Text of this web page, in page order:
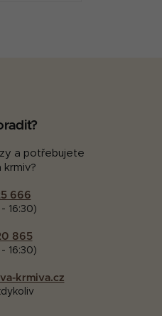
a potřebujete
666
16:30)
865
16:30)
krmiva.cz